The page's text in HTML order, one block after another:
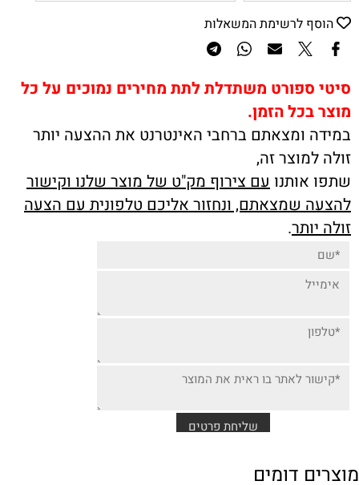
הוסף לרשימת המשאלות
סיטי ספורט משתדלת לתת מחירים נמוכים על כל
מוצר בכל הזמן.
במידה ומצאתם ברחבי האינטרנט את ההצעה יותר
זולה למוצר זה,
שתפו אותנו עם צירוף מק"ט של מוצר שלנו וקישור
להצעה שמצאתם, ונחזור אליכם טלפונית עם הצעה
זולה יותר.
מוצרים דומים